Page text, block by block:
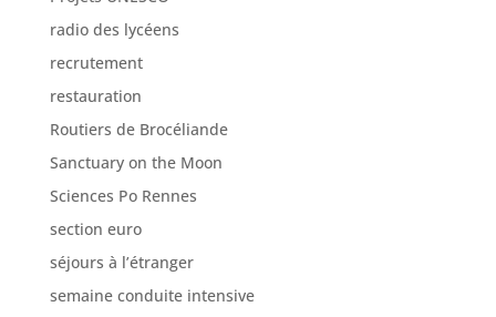
restauration
Routiers de Brocéliande
Sanctuary on the Moon
Sciences Po Rennes
section euro
séjours à l’étranger
semaine conduite intensive
semaine des droits humains
semaine pour la planète